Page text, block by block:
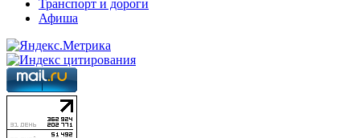
Транспорт и дороги
Афиша